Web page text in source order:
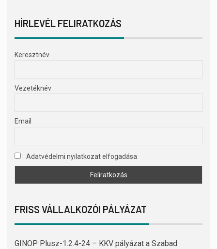
HÍRLEVÉL FELIRATKOZÁS
Keresztnév
Vezetéknév
Email
Adatvédelmi nyilatkozat elfogadása
FRISS VÁLLALKOZÓI PÁLYÁZAT
GINOP Plusz-1.2.4-24 – KKV pályázat a Szabad